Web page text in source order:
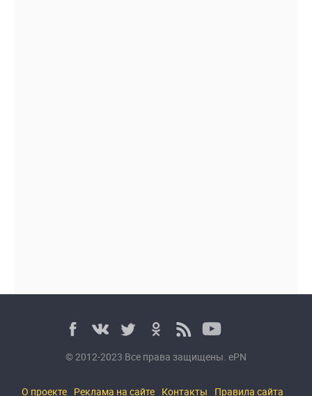
© 2012-2023 Все права защищены. ePN
О проекте Реклама на сайте Контакты Правила сайта